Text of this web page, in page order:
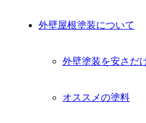
外壁屋根塗装について
外壁塗装を安さだ
オススメの塗料